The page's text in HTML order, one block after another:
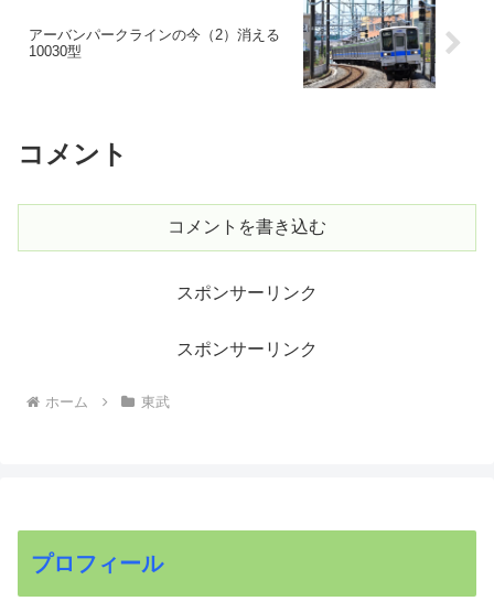
アーバンパークラインの今（2）消える
10030型
コメント
コメントを書き込む
スポンサーリンク
スポンサーリンク
ホーム 東武
プロフィール